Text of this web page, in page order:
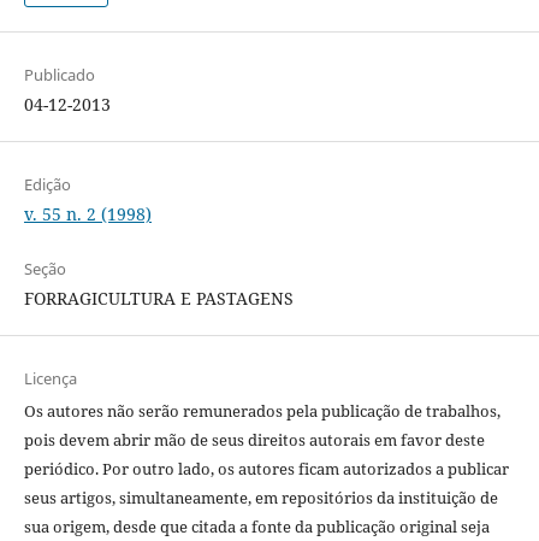
Publicado
04-12-2013
Edição
v. 55 n. 2 (1998)
Seção
FORRAGICULTURA E PASTAGENS
Licença
Os autores não serão remunerados pela publicação de trabalhos,
pois devem abrir mão de seus direitos autorais em favor deste
periódico. Por outro lado, os autores ficam autorizados a publicar
seus artigos, simultaneamente, em repositórios da instituição de
sua origem, desde que citada a fonte da publicação original seja